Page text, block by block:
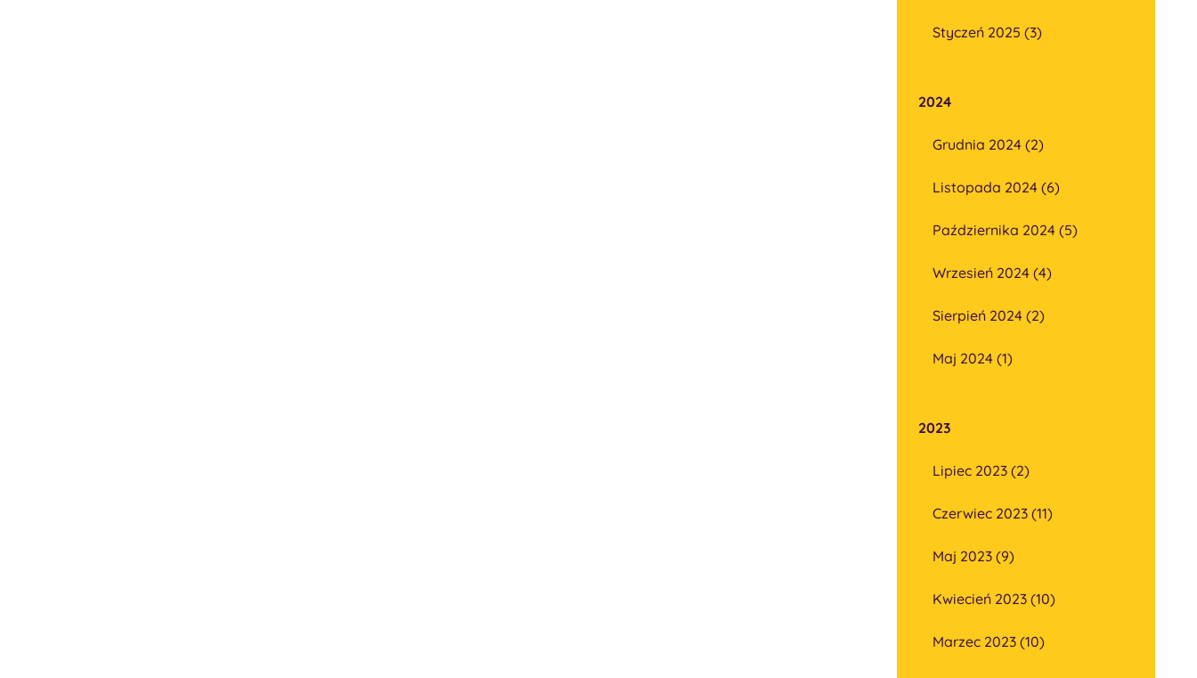
Styczeń 2025 (3)
2024
Grudnia 2024 (2)
Listopada 2024 (6)
Października 2024 (5)
Wrzesień 2024 (4)
Sierpień 2024 (2)
Maj 2024 (1)
2023
Lipiec 2023 (2)
Czerwiec 2023 (11)
Maj 2023 (9)
Kwiecień 2023 (10)
Marzec 2023 (10)